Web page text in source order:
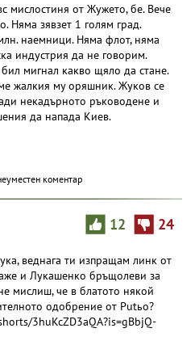
мислостиня от Жужето, бе. Вече
Няма зявзет 1 голям град.
наемници. Няма флот, няма
индустрия да не говорим.
мигнал какво щяло да стане.
жалкия му оряшник. Жуков се
некадърното ръководене и
да напада Киев.
коментар
12 24
веднага ти изпращам линк от
и Лукашенко бръщолеви за
мислиш, че в блатото някой
одобрение от Putьо?
3huKcZD3aQA?is=gBbjQ-